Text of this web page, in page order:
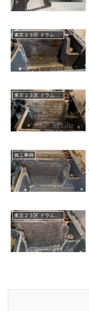
東京２３区 ドラム式洗濯機クリーニング
施工事例